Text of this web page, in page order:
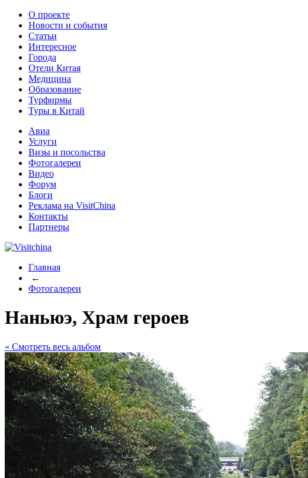
О проекте
Новости и события
Статьи
Интересное
Города
Отели Китая
Медицина
Образование
Турфирмы
Туры в Китай
Авиа
Услуги
Визы и посольства
Фотогалереи
Видео
Форум
Блоги
Реклама на VisitChina
Контакты
Партнеры
Главная
←
Фотогалереи
Наньюэ, Храм героев
« Cмотреть весь альбом